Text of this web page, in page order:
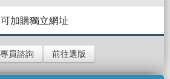
可加購獨立網址
員諮詢 前往選版